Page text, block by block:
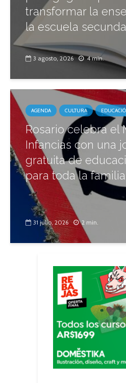
transformar la
la escuela
3 agosto, 2026 4 min.
AGENDA CULTURA
Rosario celebra el
Infancias con una
gratuita de
para toda la familia
31 julio, 2026 2 min.